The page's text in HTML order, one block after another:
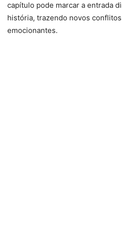
capítulo pode marcar a entrada
história, trazendo novos
emocionantes.